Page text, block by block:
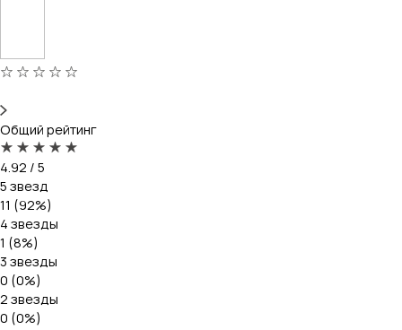
Общий рейтинг
4.92 / 5
5 звезд
11 (92%)
4 звезды
1 (8%)
3 звезды
0 (0%)
2 звезды
0 (0%)